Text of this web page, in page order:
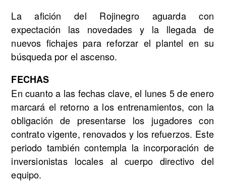
La afición del Rojinegro aguarda con
expectación las novedades y la llegada de
nuevos fichajes para reforzar el plantel en su
búsqueda por el ascenso.
FECHAS
En cuanto a las fechas clave, el lunes 5 de enero
marcará el retorno a los entrenamientos, con la
obligación de presentarse los jugadores con
contrato vigente, renovados y los refuerzos. Este
periodo también contempla la incorporación de
inversionistas locales al cuerpo directivo del
equipo.